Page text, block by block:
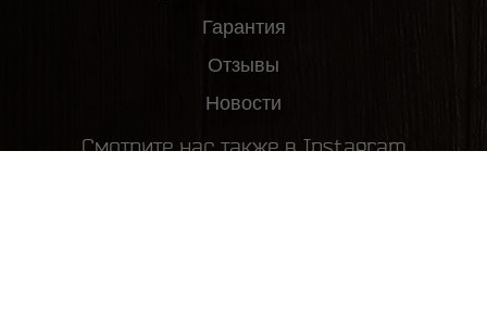
Гарантия
Отзывы
Новости
Смотрите нас также в Instagram